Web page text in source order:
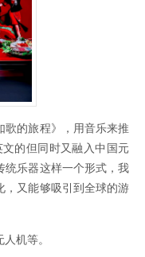
歌的旅程》，用音乐来推
的但同时又融入中国元
统乐器这样一个形式，我
，又能够吸引到全球的游
机等。